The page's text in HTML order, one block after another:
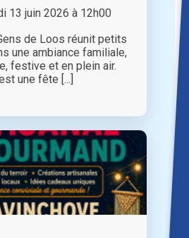
juin 2026 à 12h00
de Loos réunit petits
une ambiance familiale,
festive et en plein air.
une fête [...]